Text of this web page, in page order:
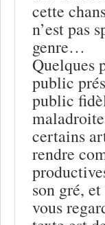
cette
n’est pas
genre…
Quelques
public
public
certains
rendre
son gré,
vous